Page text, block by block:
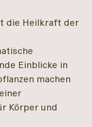
die Heilkraft der
Einblicke in
machen
Körper und